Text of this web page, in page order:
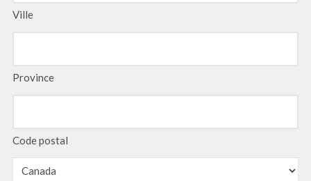
Ville
Province
Code postal